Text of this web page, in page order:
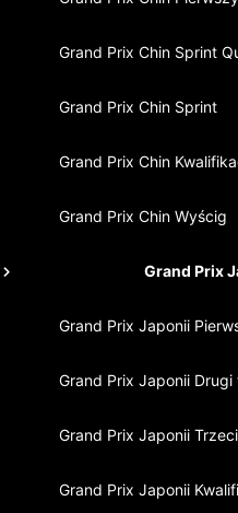
Grand Prix Chin Sprint
Grand Prix Chin Sprint
Grand Prix Chin
Grand Prix Chin Wyścig
Grand Prix
Grand Prix Japonii
Grand Prix Japonii Drugi
Grand Prix Japonii
Grand Prix Japonii